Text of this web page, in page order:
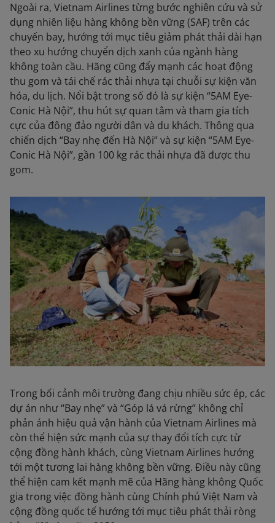
Ngoài ra, Vietnam Airlines từng bước nghiên cứu và sử
dụng nhiên liệu hàng không bền vững (SAF) trên các
chuyến bay, hướng tới mục tiêu giảm phát thải dài hạn
theo xu hướng chuyển dịch xanh của ngành hàng
không toàn cầu. Hãng cũng đẩy mạnh các hoạt động
thu gom và tái chế rác thải nhựa tại chuỗi sự kiện văn
hóa, du lịch. Nổi bật trong số đó là sự kiện “5AM Eye-
Conic Hà Nội”, thu hút sự quan tâm và tham gia tích
cực của đông đảo người dân và du khách. Thông qua
chiến dịch “Bay nhẹ đến Hà Nội” và sự kiện “5AM Eye-
Conic Hà Nội”, gần 100 kg rác thải nhựa đã được thu
gom.
Trong bối cảnh môi trường đang chịu nhiều sức ép, các
dự án như “Bay nhẹ” và “Góp lá vá rừng” không chỉ
phản ánh hiệu quả vận hành của Vietnam Airlines mà
còn thể hiện sức mạnh của sự thay đổi tích cực từ
cộng đồng hành khách, cùng Vietnam Airlines hướng
tới một tương lai hàng không bền vững. Điều này cũng
thể hiện cam kết mạnh mẽ của Hãng hàng không Quốc
gia trong việc đồng hành cùng Chính phủ Việt Nam và
cộng đồng quốc tế hướng tới mục tiêu phát thải ròng